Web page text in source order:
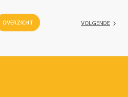
VOLGENDE
OVERZICHT